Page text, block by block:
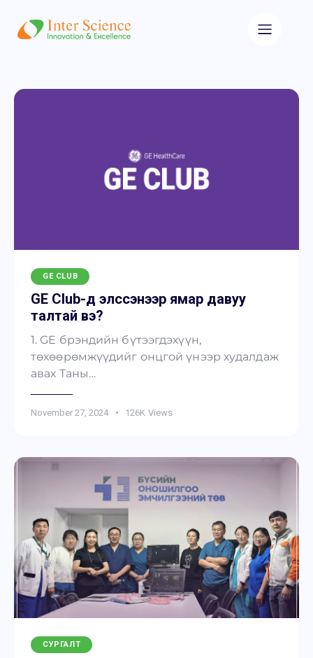
GE CLUB
GE Club-д элссэнээр ямар давуу
талтай вэ?
1. GE брэндийн бүтээгдэхүүн,
төхөөрөмжүүдийг онцгой үнээр худалдаж
авах Таны…
November 27, 2024 126K Views
СУРГАЛТ